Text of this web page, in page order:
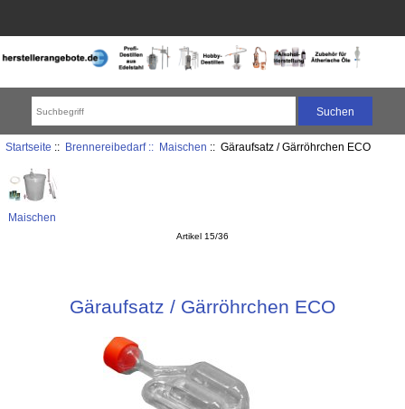
Startseite :: Brennereibedarf :: Maischen :: Gäraufsatz / Gärröhrchen ECO
Maischen
Artikel 15/36
Gäraufsatz / Gärröhrchen ECO